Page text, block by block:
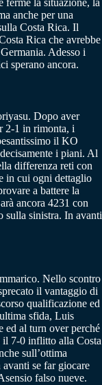
anche per una
Costa Rica. Il
Rica che avrebbe
Adesso i
sperano ancora.
Dopo aver
2-1 in rimonta, i
il KO
i piani. Al
differenza reti con
in cui ogni dettaglio
a battere la
ancora 4231 con
sulla sinistra. In avanti
Nello scontro
il vantaggio di
qualificazione ed
sfida, Luis
ed al turn over perché
7-0 inflitto alla Costa
sull’ottima
se far giocare
falso nueve.